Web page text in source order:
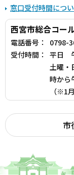
窓口受付時間につ
西宮市総合コー
電話番号：
0798-
受付時間：
平日
土曜・
時から
（※1
市